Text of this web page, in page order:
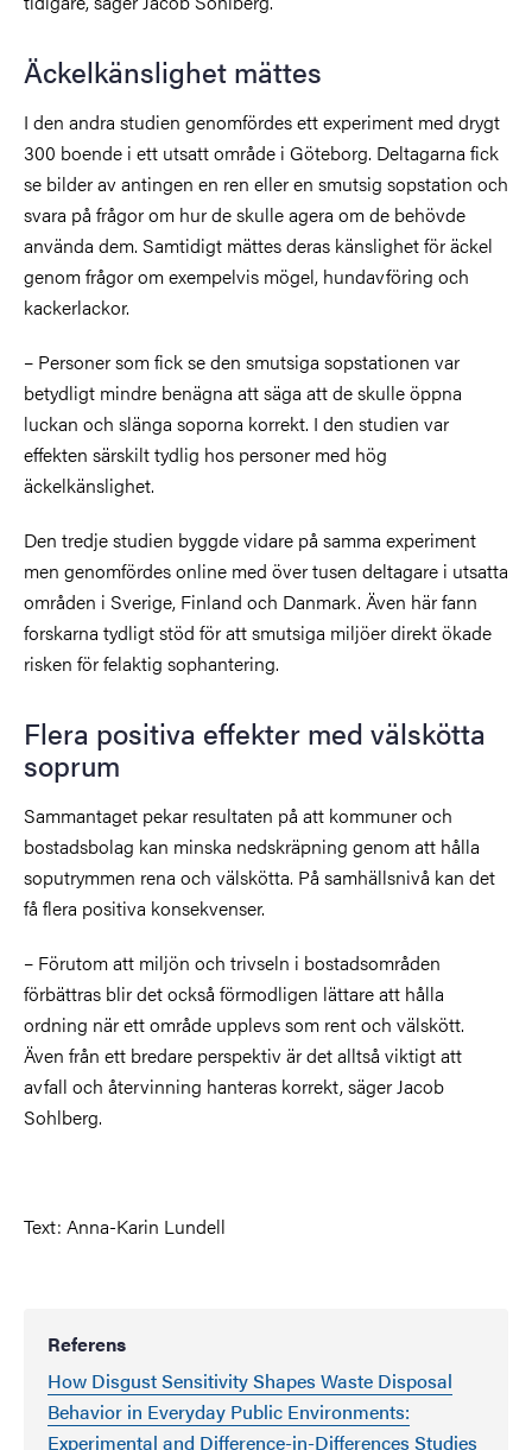
Äckelkänslighet mättes
I den andra studien genomfördes ett experiment med drygt
300 boende i ett utsatt område i Göteborg. Deltagarna fick
se bilder av antingen en ren eller en smutsig sopstation och
svara på frågor om hur de skulle agera om de behövde
använda dem. Samtidigt mättes deras känslighet för äckel
genom frågor om exempelvis mögel, hundavföring och
kackerlackor.
– Personer som fick se den smutsiga sopstationen var
betydligt mindre benägna att säga att de skulle öppna
luckan och slänga soporna korrekt. I den studien var
effekten särskilt tydlig hos personer med hög
äckelkänslighet.
Den tredje studien byggde vidare på samma experiment
men genomfördes online med över tusen deltagare i utsatta
områden i Sverige, Finland och Danmark. Även här fann
forskarna tydligt stöd för att smutsiga miljöer direkt ökade
risken för felaktig sophantering.
Flera positiva effekter med välskötta
soprum
Sammantaget pekar resultaten på att kommuner och
bostadsbolag kan minska nedskräpning genom att hålla
soputrymmen rena och välskötta. På samhällsnivå kan det
få flera positiva konsekvenser.
– Förutom att miljön och trivseln i bostadsområden
förbättras blir det också förmodligen lättare att hålla
ordning när ett område upplevs som rent och välskött.
Även från ett bredare perspektiv är det alltså viktigt att
avfall och återvinning hanteras korrekt, säger Jacob
Sohlberg.
Text: Anna-Karin Lundell
Referens
How Disgust Sensitivity Shapes Waste Disposal
Behavior in Everyday Public Environments:
Experimental and Difference-in-Differences Studies